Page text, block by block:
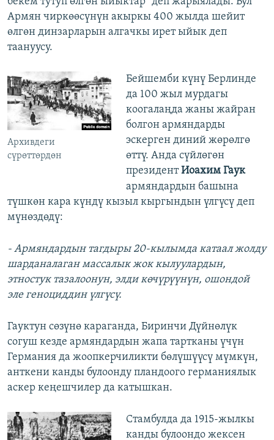
Армян чиркөөсүнүн акыркы 400 жылда шейит
өлгөн динзарларын алгачкы ирет ыйык деп
таануусу.
Архивдеги
сүрөттөрдөн
Бейшемби күнү Берлинде
да 100 жыл мурдагы
коогалаңда жаны жайран
болгон армяндарды
эскерген диний жөрөлгө
өттү. Анда сүйлөгөн
президентИоахим Гаук
армяндардын башына
түшкөн кара күндү кызыл кыргындын үлгүсү деп
мүнөздөдү:
- Армяндардын тагдыры 20-кылымда катаал жолду
шарданалаган массалык жок кылуулардын,
этностук тазалоонун, элди көчүрүүнүн, ошондой
эле геноциддин үлгүсү.
Гауктун сөзүнө караганда, Биринчи Дүйнөлүк
согуш кезде армяндардын жапа тартканы үчүн
Германия да жоопкерчиликти бөлүшүүсү мүмкүн,
анткени канды булоонду пландоого германиялык
аскер кеңешчилер да катышкан.
Стамбулда да 1915-жылкы
канды булоондо жексен